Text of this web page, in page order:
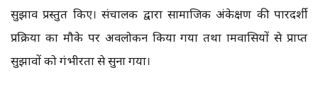
सुझाव प्रस्तुत किए। संचालक द्वारा सामाजिक अंकेक्षण की पारदर्शी
प्रक्रिया का मौके पर अवलोकन किया गया तथा ग्रामवासियों से प्राप्त
सुझावों को गंभीरता से सुना गया।